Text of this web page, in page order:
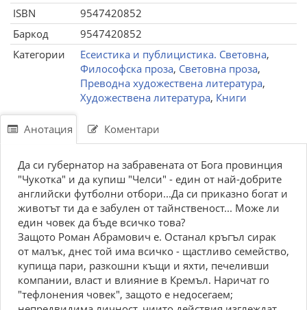
ISBN
9547420852
Баркод
9547420852
Категории
Есеистика и публицистика. Световна,
Философска проза, Световна проза,
Преводна художествена литература,
Художествена литература, Книги
Анотация Коментари
Да си губернатор на забравената от Бога провинция
"Чукотка" и да купиш "Челси" - един от най-добрите
английски футболни отбори...Да си приказно богат и
животът ти да е забулен от тайнственост... Може ли
един човек да бъде всичко това?
Защото Роман Абрамович е. Останал кръгъл сирак
от малък, днес той има всичко - щастливо семейство,
купища пари, разкошни къщи и яхти, печеливши
компании, власт и влияние в Кремъл. Наричат го
"тефлонения човек", защото е недосегаем;